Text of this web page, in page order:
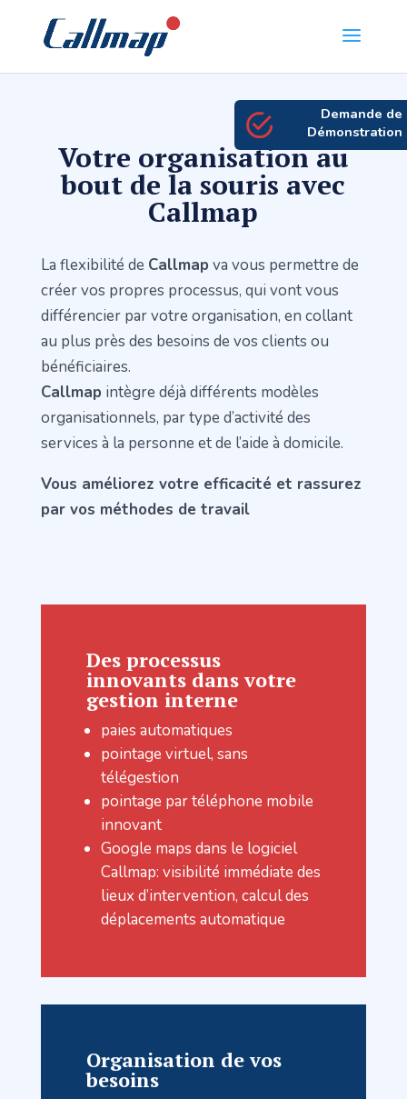
Votre organisation au
bout de la souris avec
Callmap
La flexibilité de Callmap va vous permettre de
créer vos propres processus, qui vont vous
différencier par votre organisation, en collant
au plus près des besoins de vos clients ou
bénéficiaires.
Callmap intègre déjà différents modèles
organisationnels, par type d’activité des
services à la personne et de l’aide à domicile.
Vous améliorez votre efficacité et rassurez
par vos méthodes de travail
Des processus
innovants dans votre
gestion interne
paies automatiques
pointage virtuel, sans
télégestion
pointage par téléphone mobile
innovant
Google maps dans le logiciel
Callmap: visibilité immédiate des
lieux d’intervention, calcul des
déplacements automatique
Organisation de vos
besoins
Demande de
Démonstration